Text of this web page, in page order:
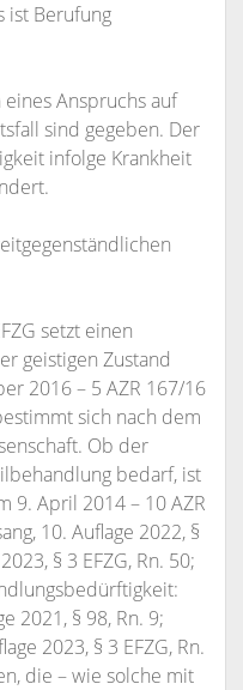
ist Berufung
Anspruchs auf
sind gegeben. Der
infolge Krankheit
setzt einen
geistigen Zustand
2016 – 5 AZR 167/16
sich nach dem
Ob der
bedarf, ist
9. April 2014 – 10 AZR
10. Auflage 2022, §
§ 3 EFZG, Rn. 50;
2021, § 98, Rn. 9;
2023, § 3 EFZG, Rn.
die – wie solche mit